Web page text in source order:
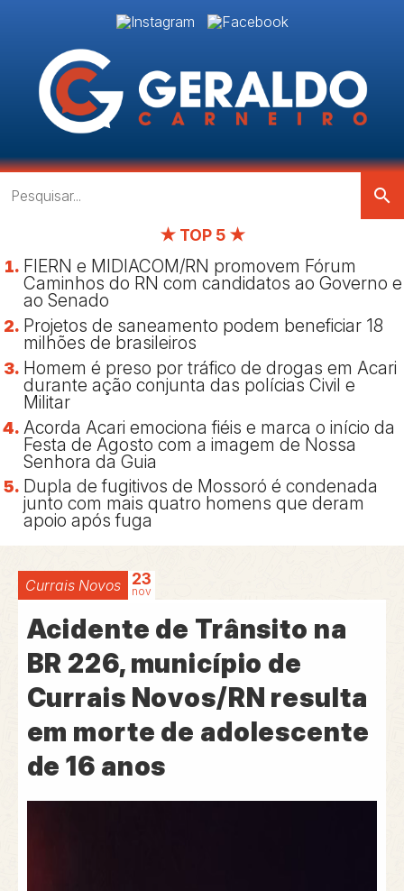
search
★ TOP 5 ★
FIERN e MIDIACOM/RN promovem Fórum
Caminhos do RN com candidatos ao Governo e
ao Senado
Projetos de saneamento podem beneficiar 18
milhões de brasileiros
Homem é preso por tráfico de drogas em Acari
durante ação conjunta das polícias Civil e
Militar
Acorda Acari emociona fiéis e marca o início da
Festa de Agosto com a imagem de Nossa
Senhora da Guia
Dupla de fugitivos de Mossoró é condenada
junto com mais quatro homens que deram
apoio após fuga
Currais Novos 23
nov
Acidente de Trânsito na
BR 226, município de
Currais Novos/RN resulta
em morte de adolescente
de 16 anos